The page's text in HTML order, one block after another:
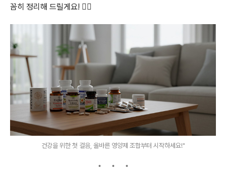
꼼히 정리해 드릴게요! 👩‍⚕️
건강을 위한 첫 걸음, 올바른 영양제 조합부터 시작하세요!"